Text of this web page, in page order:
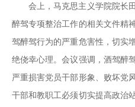
会上，马克思主义学院院长
醉驾专项整治工作的相关文件精
驾醉驾行为的严重危害性，切实
绝侥幸心理。会议强调，酒驾醉
严重损害党员干部形象、败坏党
干部和教职工必须切实提高政治